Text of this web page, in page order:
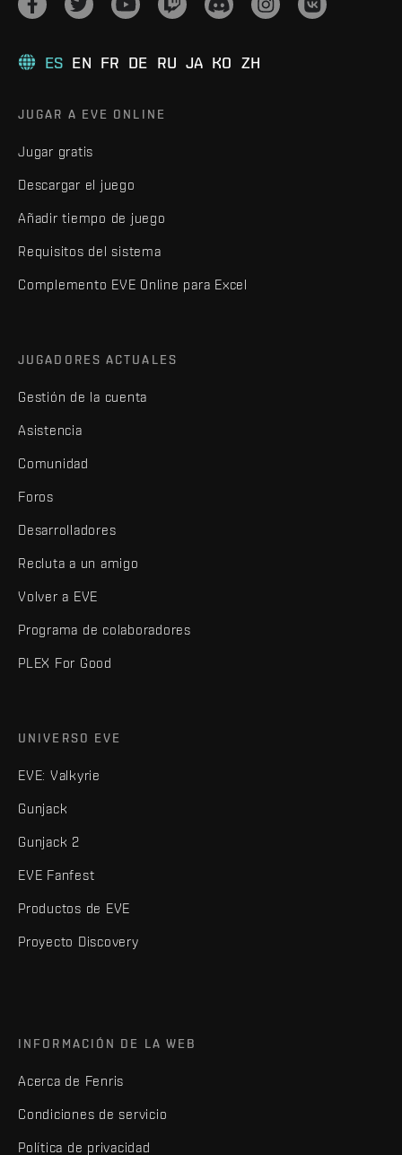
ES EN FR DE RU JA KO ZH
JUGAR A EVE ONLINE
Jugar gratis
Descargar el juego
Añadir tiempo de juego
Requisitos del sistema
Complemento EVE Online para Excel
JUGADORES ACTUALES
Gestión de la cuenta
Asistencia
Comunidad
Foros
Desarrolladores
Recluta a un amigo
Volver a EVE
Programa de colaboradores
PLEX For Good
UNIVERSO EVE
EVE: Valkyrie
Gunjack
Gunjack 2
EVE Fanfest
Productos de EVE
Proyecto Discovery
INFORMACIÓN DE LA WEB
Acerca de Fenris
Condiciones de servicio
Política de privacidad